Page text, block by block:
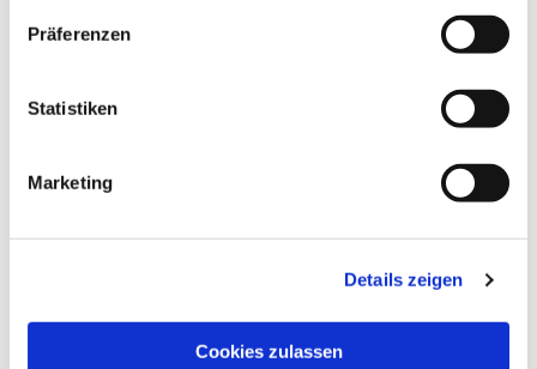
Präferenzen
Statistiken
Marketing
Details zeigen
Cookies zulassen